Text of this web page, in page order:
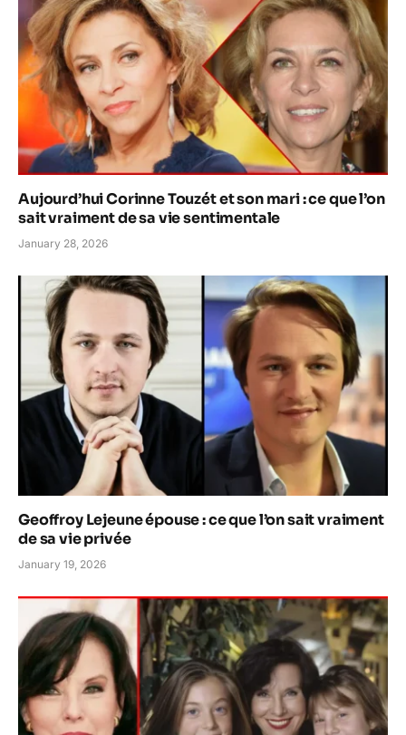
Aujourd’hui Corinne Touzét et son mari : ce que l’on
sait vraiment de sa vie sentimentale
January 28, 2026
Geoffroy Lejeune épouse : ce que l’on sait vraiment
de sa vie privée
January 19, 2026